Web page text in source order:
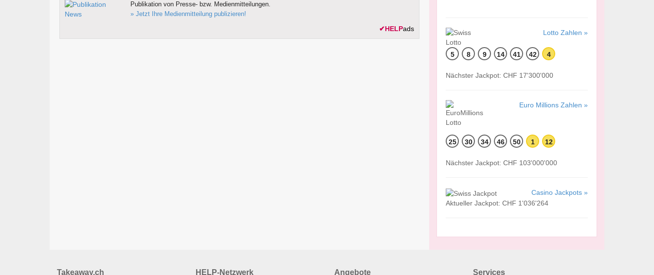
Publikation von Presse- bzw. Medienmitteilungen.
» Jetzt Ihre Medienmitteilung publizieren!
✔HELPads
Lotto Zahlen »
5 8 9 14 41 42 4
Nächster Jackpot: CHF 17'300'000
Euro Millions Zahlen »
25 30 34 46 50 1 12
Nächster Jackpot: CHF 103'000'000
Casino Jackpots »
Aktueller Jackpot: CHF 1'036'264
Takeaway.ch HELP-Netzwerk Angebote Services